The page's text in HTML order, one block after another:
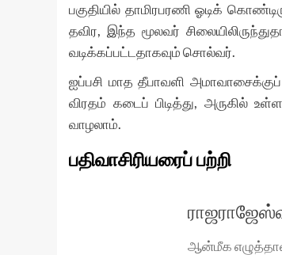
பகுதியில் தாமிரபரணி ஓடிக்
தவிர, இந்த மூலவர்
வடிக்கப்பட்டதாகவும் சொல்வர்.
ஐப்பசி மாத தீபாவளி
விரதம் கடைப் பிடித்து, அருகில்
வாழலாம்.
பதிவாசிரியரைப் பற்றி
ஆன்மீக